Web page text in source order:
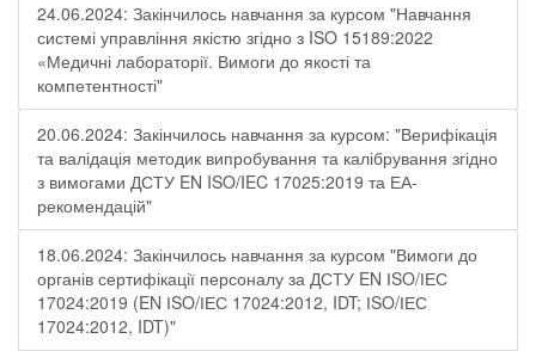
24.06.2024: Закінчилось навчання за курсом "Навчання
системі управління якістю згідно з ISO 15189:2022
«Медичні лабораторії. Вимоги до якості та
компетентності"
20.06.2024: Закінчилось навчання за курсом: "Верифікація
та валідація методик випробування та калібрування згідно
з вимогами ДСТУ EN ISO/IEC 17025:2019 та ЕА-
рекомендацій"
18.06.2024: Закінчилось навчання за курсом "Вимоги до
органів сертифікації персоналу за ДСТУ EN ІSO/ІЕС
17024:2019 (EN ІSO/ІЕС 17024:2012, IDT; ІSO/ІЕС
17024:2012, IDT)"